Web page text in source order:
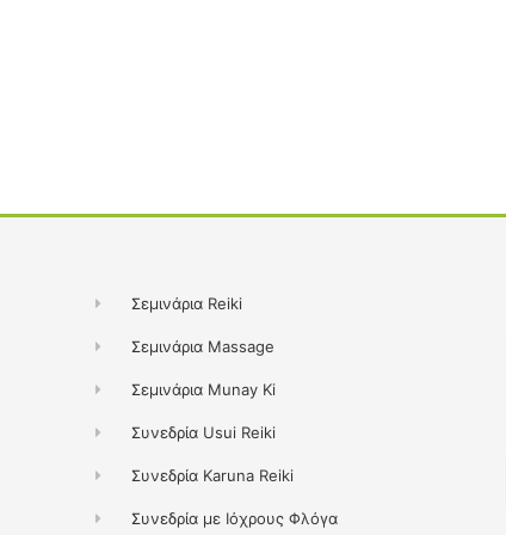
Σεμινάρια Reiki
Σεμινάρια Massage
Σεμινάρια Munay Ki
Συνεδρία Usui Reiki
Συνεδρία Karuna Reiki
Συνεδρία με Ιόχρους Φλόγα